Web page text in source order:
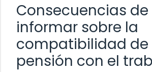
Consecuencias de
informar sobre la
compatibilidad de
pensión con el